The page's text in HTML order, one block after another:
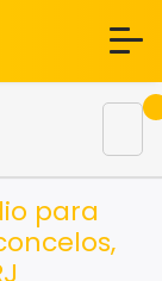
para